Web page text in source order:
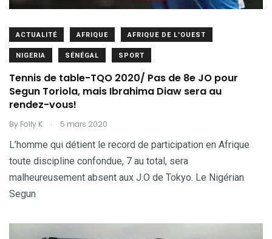
ACTUALITÉ AFRIQUE AFRIQUE DE L'OUEST
NIGERIA SÉNÉGAL SPORT
Tennis de table-TQO 2020/ Pas de 8e JO pour
Segun Toriola, mais Ibrahima Diaw sera au
rendez-vous!
By Folly K. . 5 mars 2020
L’homme qui détient le record de participation en Afrique
toute discipline confondue, 7 au total, sera
malheureusement absent aux J.O de Tokyo. Le Nigérian
Segun